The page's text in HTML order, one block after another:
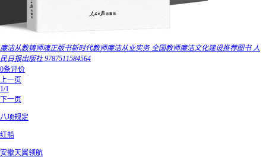
廉洁从教铸师魂正版书新时代教师廉洁从业实务 全国教师廉洁文化建设推荐图书 人
民日报出版社 9787511584564
0条评价
上一页
1/1
下一页
八项规定
红船
安徽天翼领航